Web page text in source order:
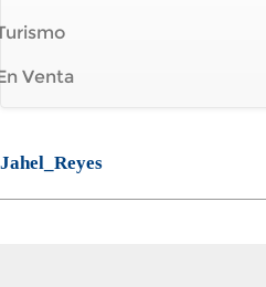
Venta
Jahel_Reyes